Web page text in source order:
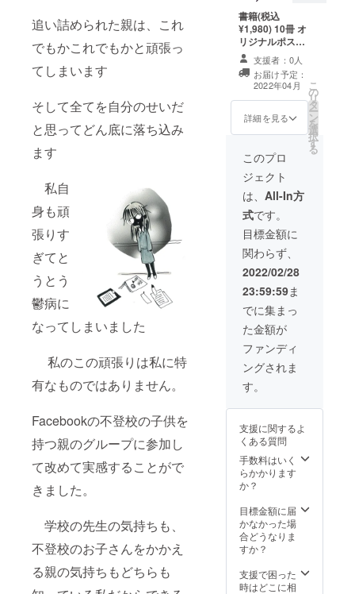
追い詰められた親は、これ
でもかこれでもかと頑張っ
てしまいます
そして全てを自分のせいだ
と思ってどん底に落ち込み
ます
私自
身も頑
張りす
ぎてと
うとう
鬱病に
なってしまいました
私のこの頑張りは私に特
有なものではありません。
Facebookの不登校の子供を
持つ親のグループに参加し
て改めて実感することがで
きました。
学校の先生の気持ちも、
不登校のお子さんをかかえ
る親の気持ちもどちらも
なる場
合は掲
載希望
名も合
わせて
ご記入
くださ
い)
載させ
ていた
だきま
す。備
考欄に
掲載希
ださい
(リター
け氏名
と掲載
名が異
なる場
合は掲
載希望
名も合
わせて
ご記入
くださ
い)
ション
（50
分） 送
料 お礼
状 ＊オ
ンライ
ンセッ
ション
はzoom
又は
ン
のビデ
オ通話
したい
と思い
ます。
後日日
程調整
ていた
だきま
メール
アドレ
入力く
らにク
ラウド
ファン
ディン
グ成功
チャレ
ターン
＊書籍
のクラ
ディン
グ支援
とご記入くだ
さったご支援者
の中から全プロ
ジェクト限定
300のイラスト
レーター書き下
ろし4コマ漫画
「ホームスクー
加提供(なくなり
次第締め切りと
ます) ②書籍のク
ラウドファン
ディング支援者
のページにお名
前を掲載させて
いただきます。
備考欄に掲載希
望とご記入くだ
さい(リターンお
届け氏名と掲載
名が異なる場合
は掲載希望名も
合わせてご記入
ください)
書籍(税込
¥1,980) 10冊 オ
リジナルポスト
カード（4枚セッ
ト)10組 送料 お
礼状 ※通常より
¥3,300以上お得
さらにクラウド
ファンディング
して ①備考欄に
とご記入くだ
さったご支援者
の中から全プロ
ジェクト限定
300のイラスト
レーター書き下
ろし4コマ漫画
「ホームスクー
加提供(なくなり
次第締め切りと
させていただき
ます) ③書籍のク
ラウドファン
のページにお名
前を掲載させて
いただきます。
備考欄に掲載希
望とご記入くだ
さい(リターンお
届け氏名と掲載
名が異なる場合
は掲載希望名も
合わせてご記入
支援者：0人
お届け予定：
2022年04月
詳細を見る
こ
の
リ
タ
ー
ン
を
選
択
す
る
このプロ
ジェクト
は、 All-In方
式です。
目標金額に
関わらず、
2022/02/28
23:59:59ま
でに集まっ
た金額が
ファンディ
ングされま
す。
支援に関するよ
くある質問
手数料はいく
らかかります
か？
目標金額に届
かなかった場
合どうなりま
すか？
支援で困った
時はどこに相